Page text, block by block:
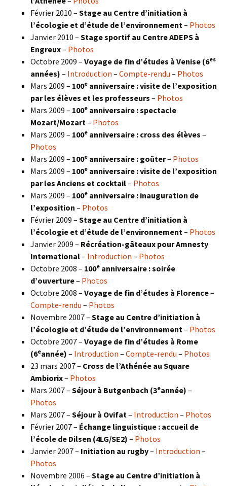
Février 2010 – Stage au Centre d’initiation à
l’écologie et d’étude de l’environnement – Photos
Janvier 2010 – Stage sportif au Centre ADEPS à
Engreux– Photos
Octobre 2009 – Voyage de fin d’études à Venise (6es
années) – Introduction – Compte-rendu – Photos
Mars 2009 – 100e anniversaire : visite de l’exposition
par les élèves et les professeurs – Photos
Mars 2009 – 100e anniversaire : spectacle
Mozart/Mozart – Photos
Mars 2009 – 100e anniversaire : cross des élèves –
Photos
Mars 2009 – 100e anniversaire : goûter– Photos
Mars 2009 – 100e anniversaire : visite de l’exposition
par les Anciens et cocktail– Photos
Mars 2009 – 100e anniversaire : inauguration de
l’exposition – Photos
Février 2009 – Stage au Centre d’initiation à
l’écologie et d’étude de l’environnement – Photos
Janvier 2009 – Récréation-gâteaux pour Amnesty
International– Introduction – Photos
Octobre 2008 – 100e anniversaire : soirée
d’ouverture– Photos
Octobre 2008 – Voyage de fin d’études à Florence–
Compte-rendu – Photos
Novembre 2007 – Stage au Centre d’initiation à
l’écologie et d’étude de l’environnement – Photos
Octobre 2007 – Voyage de fin d’études à Rome
(6eannée) – Introduction – Compte-rendu – Photos
23 mars 2007 – Cross de l’Athénée au Square
Ambiorix– Photos
Mars 2007 – Séjour à Butgenbach (3eannée) –
Photos
Mars 2007 – Séjour à Ovifat – Introduction – Photos
Février 2007 – Échange linguistique : accueil de
l’école de Dilsen (4LG/SE2) – Photos
Janvier 2007 – Initiation au rugby– Introduction –
Photos
Novembre 2006 – Stage au Centre d’initiation à